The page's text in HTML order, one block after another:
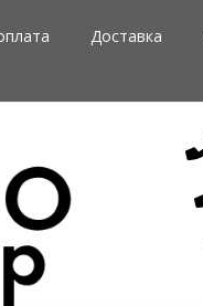
Доставка